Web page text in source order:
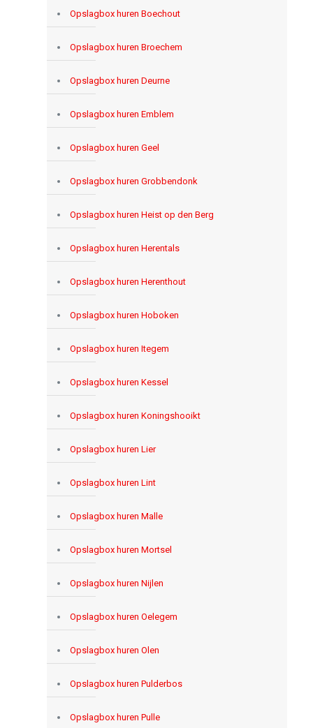
Opslagbox huren Boechout
Opslagbox huren Broechem
Opslagbox huren Deurne
Opslagbox huren Emblem
Opslagbox huren Geel
Opslagbox huren Grobbendonk
Opslagbox huren Heist op den Berg
Opslagbox huren Herentals
Opslagbox huren Herenthout
Opslagbox huren Hoboken
Opslagbox huren Itegem
Opslagbox huren Kessel
Opslagbox huren Koningshooikt
Opslagbox huren Lier
Opslagbox huren Lint
Opslagbox huren Malle
Opslagbox huren Mortsel
Opslagbox huren Nijlen
Opslagbox huren Oelegem
Opslagbox huren Olen
Opslagbox huren Pulderbos
Opslagbox huren Pulle